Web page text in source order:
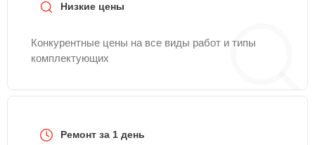
Низкие цены
Конкурентные цены на все виды работ и типы
комплектующих
Ремонт за 1 день